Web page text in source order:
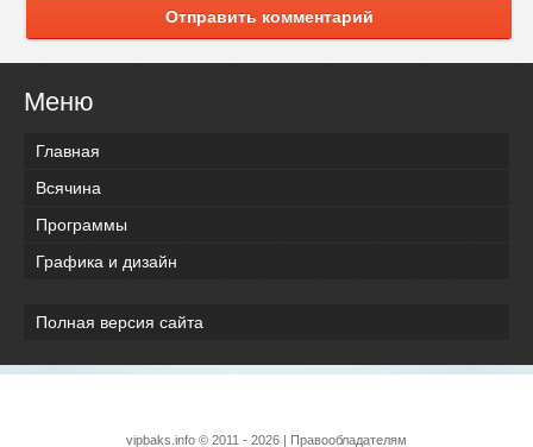
Отправить комментарий
Меню
Главная
Всячина
Программы
Графика и дизайн
Полная версия сайта
vipbaks.info © 2011 - 2026 | Правообладателям